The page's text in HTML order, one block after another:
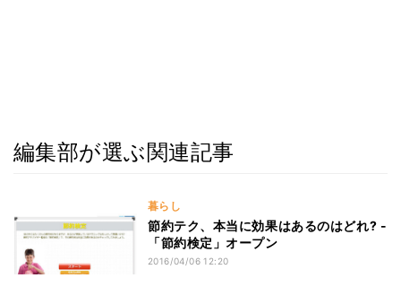
編集部が選ぶ関連記事
暮らし
節約テク、本当に効果はあるのはどれ? -
「節約検定」オープン
2016/04/06 12:20